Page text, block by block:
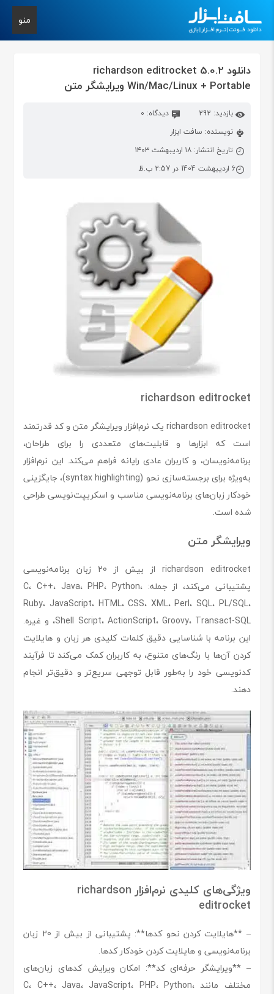
منو
دانلود richardson editrocket 5.0.2
Win/Mac/Linux + Portable ویرایشگر متن
بازدید: 292
دیدگاه: 0
نویسنده: سافت ابزار
تاریخ انتشار: ۱۸ اردیبهشت ۱۴۰۳
6 اردیبهشت 1404 در 2:57 ب.ظ
richardson editrocket
richardson editrocket یک نرم‌افزار ویرایشگر متن و کد قدرتمند
است که ابزارها و قابلیت‌های متعددی را برای طراحان،
برنامه‌نویسان، و کاربران عادی رایانه فراهم می‌کند. این نرم‌افزار
به‌ویژه برای برجسته‌سازی نحو (syntax highlighting)، جایگزینی
خودکار زبان‌های برنامه‌نویسی مناسب و اسکریپت‌نویسی طراحی
شده است.
ویرایشگر متن
richardson editrocket از بیش از 20 زبان برنامه‌نویسی
پشتیبانی می‌کند، از جمله: C، C++، Java، PHP، Python،
Ruby، JavaScript، HTML، CSS، XML، Perl، SQL، PL/SQL،
Shell Script، ActionScript، Groovy، Transact-SQL، و غیره.
این برنامه با شناسایی دقیق کلمات کلیدی هر زبان و هایلایت
کردن آن‌ها با رنگ‌های متنوع، به کاربران کمک می‌کند تا فرآیند
کدنویسی خود را به‌طور قابل توجهی سریع‌تر و دقیق‌تر انجام
دهند.
ویژگی‌های کلیدی نرم‌افزار richardson
editrocket
– **هایلایت کردن نحو کدها**: پشتیبانی از بیش از 20 زبان
برنامه‌نویسی و هایلایت کردن خودکار کدها.
– **ویرایشگر حرفه‌ای کد**: امکان ویرایش کدهای زبان‌های
مختلف مانند C، C++، Java، JavaScript، PHP، Python،